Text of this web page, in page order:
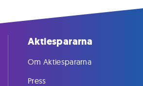
Aktiespararna
Om Aktiespararna
Press